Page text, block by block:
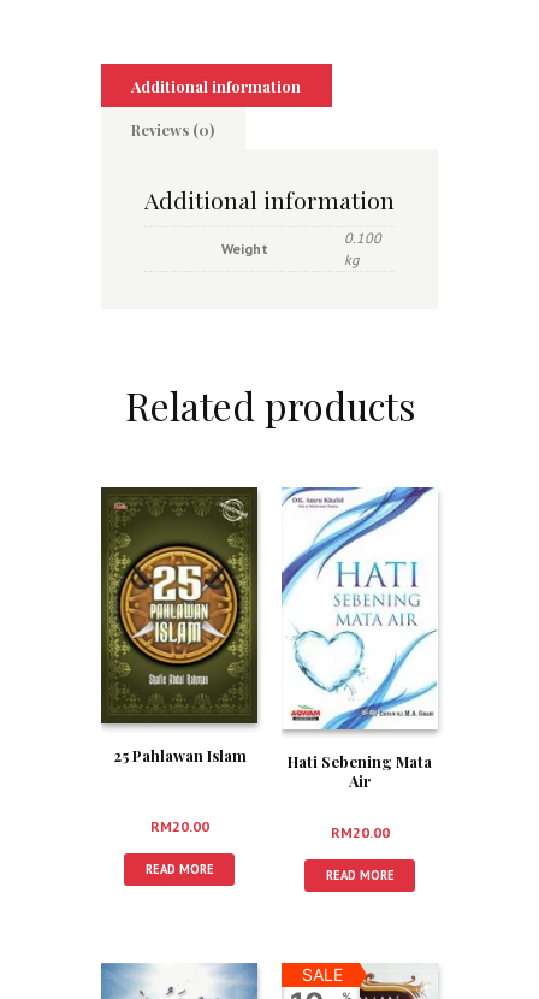
Additional information
Reviews (0)
Additional information
Weight
0.100
kg
Related products
25 Pahlawan Islam
RM20.00
READ MORE
Hati Sebening Mata
Air
RM20.00
READ MORE
SALE